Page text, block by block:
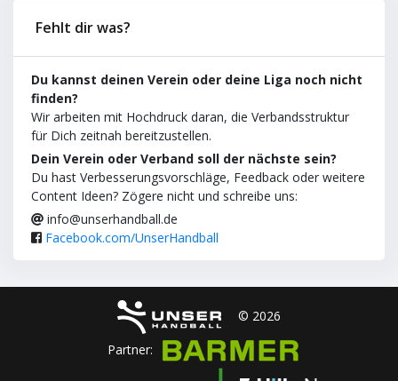
Fehlt dir was?
Du kannst deinen Verein oder deine Liga noch nicht
finden?
Wir arbeiten mit Hochdruck daran, die Verbandsstruktur
für Dich zeitnah bereitzustellen.
Dein Verein oder Verband soll der nächste sein?
Du hast Verbesserungsvorschläge, Feedback oder weitere
Content Ideen? Zögere nicht und schreibe uns:
info@unserhandball.de
Facebook.com/UnserHandball
© 2026
Partner: